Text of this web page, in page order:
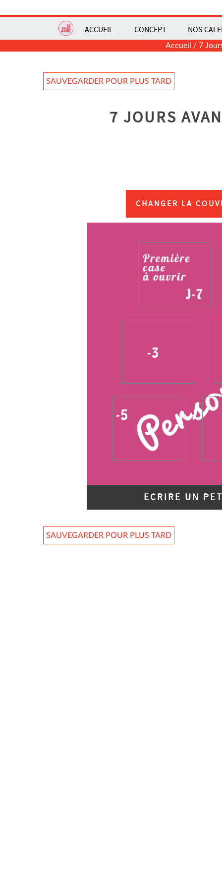
ACCUEIL CONCEPT NOS
Accueil / 7
SAUVEGARDER POUR PLUS TARD
7 JOURS
CHANGER LA
ECRIRE UN
SAUVEGARDER POUR PLUS TARD